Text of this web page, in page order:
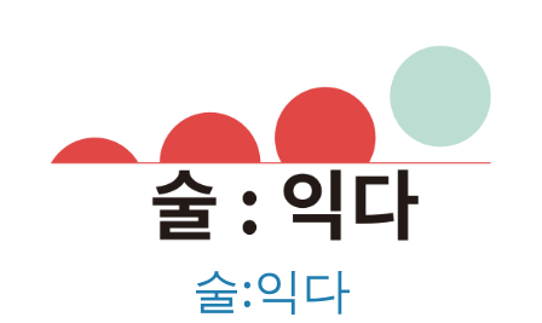
술:익다